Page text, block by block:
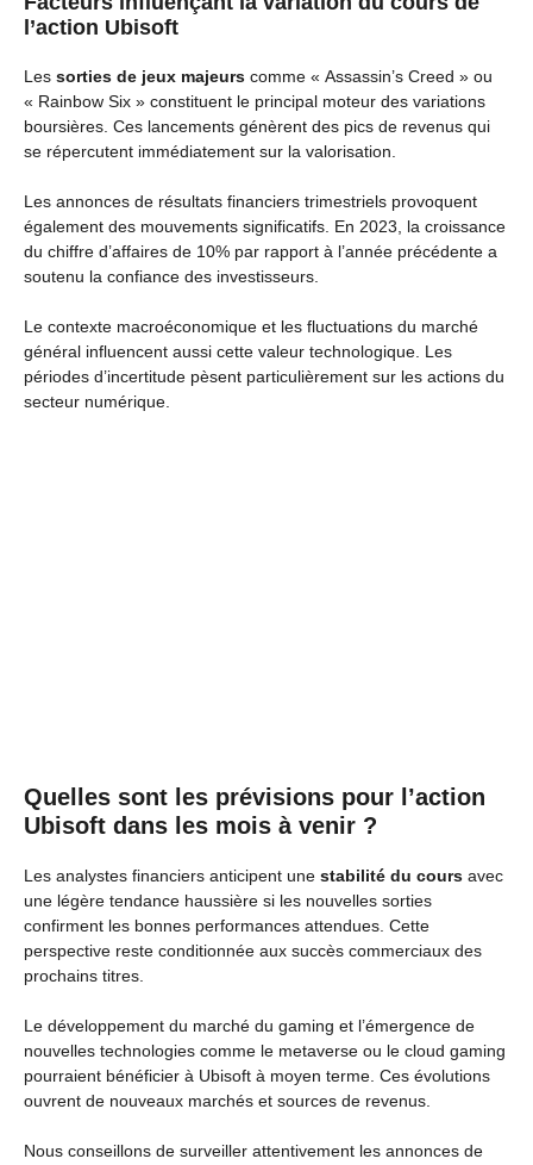
l’action Ubisoft
Les sorties de jeux majeurs comme « Assassin’s Creed » ou
« Rainbow Six » constituent le principal moteur des variations
boursières. Ces lancements génèrent des pics de revenus qui
se répercutent immédiatement sur la valorisation.
Les annonces de résultats financiers trimestriels provoquent
également des mouvements significatifs. En 2023, la croissance
du chiffre d’affaires de 10% par rapport à l’année précédente a
soutenu la confiance des investisseurs.
Le contexte macroéconomique et les fluctuations du marché
général influencent aussi cette valeur technologique. Les
périodes d’incertitude pèsent particulièrement sur les actions du
secteur numérique.
Quelles sont les prévisions pour l’action
Ubisoft dans les mois à venir ?
Les analystes financiers anticipent une stabilité du cours avec
une légère tendance haussière si les nouvelles sorties
confirment les bonnes performances attendues. Cette
perspective reste conditionnée aux succès commerciaux des
prochains titres.
Le développement du marché du gaming et l’émergence de
nouvelles technologies comme le metaverse ou le cloud gaming
pourraient bénéficier à Ubisoft à moyen terme. Ces évolutions
ouvrent de nouveaux marchés et sources de revenus.
Nous conseillons de surveiller attentivement les annonces de